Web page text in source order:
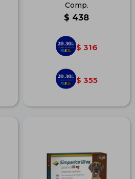
Comp.
$ 438
$ 316
$ 355